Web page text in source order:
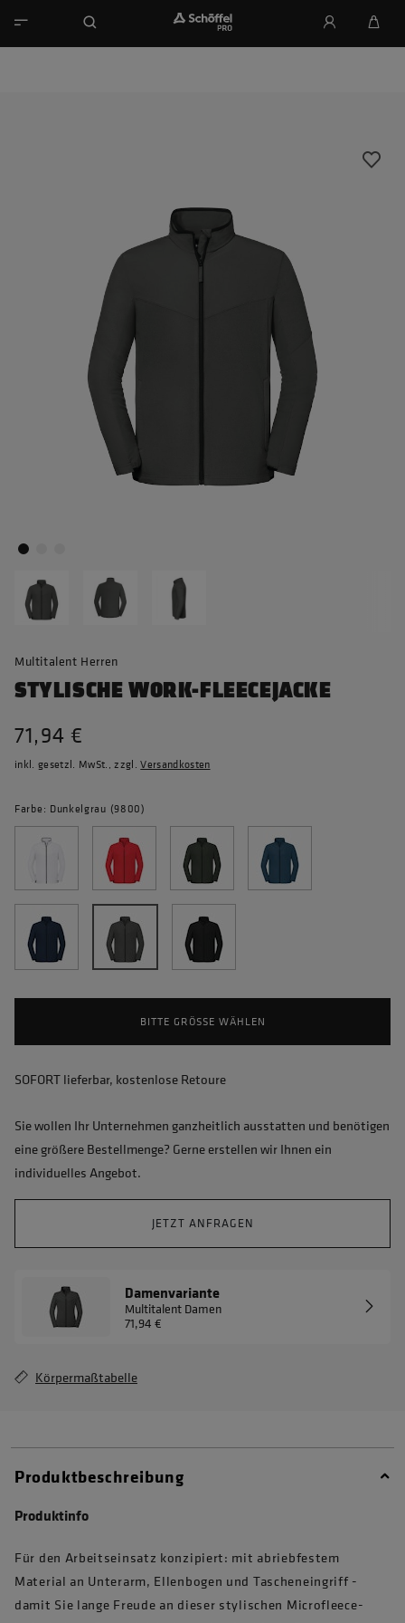
Multitalent Herren
STYLISCHE WORK-FLEECEJACKE
71,94 €
inkl. gesetzl. MwSt., zzgl.Versandkosten
Farbe: Dunkelgrau (9800)
BITTE GRÖSSE WÄHLEN
SOFORT lieferbar, kostenlose Retoure
Sie wollen Ihr Unternehmen ganzheitlich ausstatten und benötigen
eine größere Bestellmenge? Gerne erstellen wir Ihnen ein
individuelles Angebot.
JETZT ANFRAGEN
Damenvariante
Multitalent Damen
71,94 €
Körpermaßtabelle
Produktbeschreibung
Produktinfo
Für den Arbeitseinsatz konzipiert: mit abriebfestem
Material an Unterarm, Ellenbogen und Tascheneingriff -
damit Sie lange Freude an dieser stylischen Microfleece-